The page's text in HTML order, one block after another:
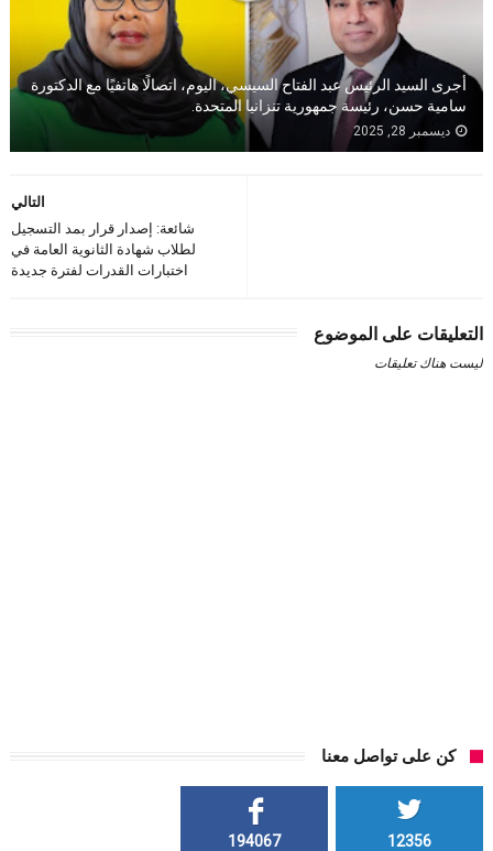
أجرى السيد الرئيس عبد الفتاح السيسي، اليوم، اتصالًا هاتفيًا مع الدكتورة
سامية حسن، رئيسة جمهورية تنزانيا المتحدة.
ديسمبر 28, 2025
التالي
شائعة: إصدار قرار بمد التسجيل
لطلاب شهادة الثانوية العامة في
اختبارات القدرات لفترة جديدة
التعليقات على الموضوع
ليست هناك تعليقات
كن على تواصل معنا
12356
194067